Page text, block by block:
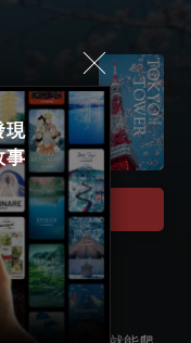
現
事
去的。從